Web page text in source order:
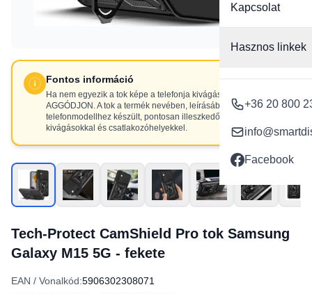
Kapcsolat
Hasznos linkek
+36 20 800
Facebook
Fontos információ
Ha nem egyezik a tok képe a telefonja kivágásaival, NE
AGGÓDJON. A tok a termék nevében, leírásában szereplő
telefonmodellhez készült, pontosan illeszkedő
kivágásokkal és csatlakozóhelyekkel.
Tech-Protect CamShield Pro tok Samsung
Galaxy M15 5G - fekete
EAN / Vonalkód:5906302308071